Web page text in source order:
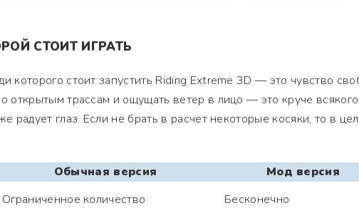
СТОИТ ИГРАТЬ
которого стоит запустить Riding Extreme 3D — это чувство
открытым трассам и ощущать ветер в лицо — это круче всякого
радует глаз. Если не брать в расчет некоторые косяки, то в
Обычная версия
Мод версия
Ограниченное количество Бесконечно